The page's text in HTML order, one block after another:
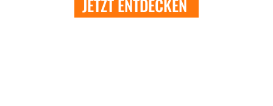
JETZT ENTDECKEN